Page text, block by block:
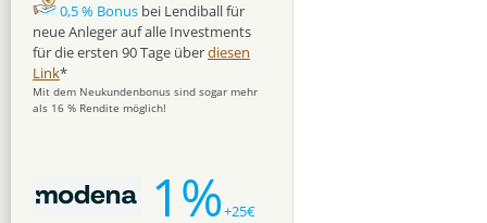
0,5 % Bonus bei Lendiball für
neue Anleger auf alle Investments
für die ersten 90 Tage überdiesen
Link*
Mit dem Neukundenbonus sind sogar mehr
als 16 % Rendite möglich!
1%+25€